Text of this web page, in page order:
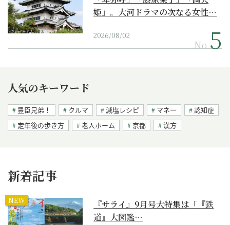
姫」。大河ドラマの次なる女性…
2026/08/02
No.
人気のキーワード
豊臣兄弟！ クルマ 減塩レシピ マネー
認知症
定年後の歩き方
老人ホーム 京都 漢方
新着記事
NEW
『サライ』9月号大特集は「『鉄
道』大図鑑…